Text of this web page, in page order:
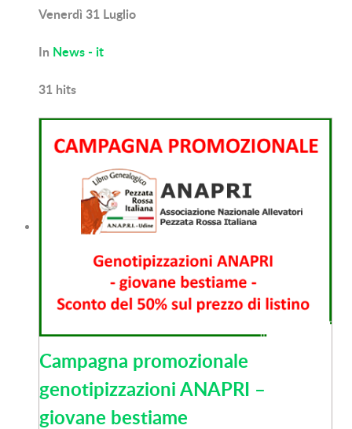
Venerdì 31 Luglio
In News - it
31 hits
Campagna promozionale
genotipizzazioni ANAPRI –
giovane bestiame